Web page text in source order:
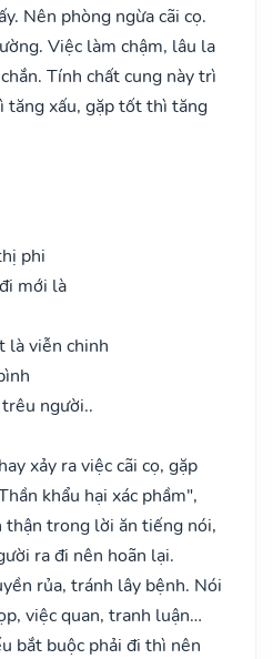
Nên phòng ngừa cãi cọ.
Việc làm chậm, lâu la
Tính chất cung này trì
tăng xấu, gặp tốt thì tăng
phi
mới là
là viễn chinh
người..
xảy ra việc cãi cọ, gặp
khẩu hại xác phầm",
thận trong lời ăn tiếng nói,
ra đi nên hoãn lại.
rủa, tránh lây bệnh. Nói
việc quan, tranh luận…
bắt buộc phải đi thì nên